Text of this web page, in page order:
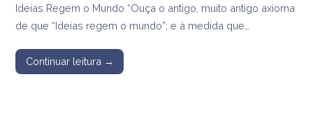
Ideias Regem o Mundo “Ouça o antigo, muito antigo axioma
de que “Ideias regem o mundo”; e à medida que…
Continuar leitura →